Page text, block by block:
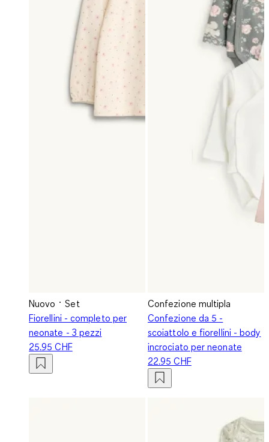
Nuovo
Set
Fiorellini - completo per
neonate - 3 pezzi
25.95 CHF
Confezione multipla
Confezione da 5 -
scoiattolo e fiorellini - body
incrociato per neonate
22.95 CHF